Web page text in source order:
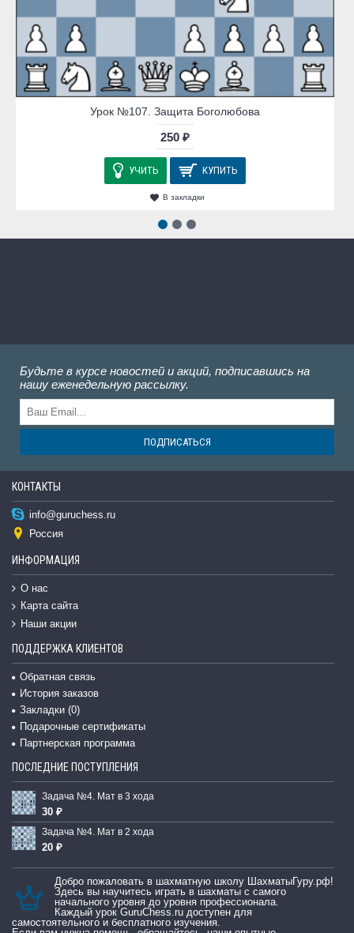
Урок №107. Защита Боголюбова
250 ₽
УЧИТЬ КУПИТЬ
В закладки
Будьте в курсе новостей и акций, подписавшись на
нашу еженедельную рассылку.
ПОДПИСАТЬСЯ
КОНТАКТЫ
info@guruchess.ru
Россия
ИНФОРМАЦИЯ
О нас
Карта сайта
Наши акции
ПОДДЕРЖКА КЛИЕНТОВ
Обратная связь
История заказов
Закладки (0)
Подарочные сертификаты
Партнерская программа
ПОСЛЕДНИЕ ПОСТУПЛЕНИЯ
Задача №4. Мат в 3 хода
30 ₽
Задача №4. Мат в 2 хода
20 ₽
Добро пожаловать в шахматную школу ШахматыГуру.рф!
Здесь вы научитесь играть в шахматы с самого
начального уровня до уровня профессионала.
Каждый урок GuruChess.ru доступен для
самостоятельного и бесплатного изучения.